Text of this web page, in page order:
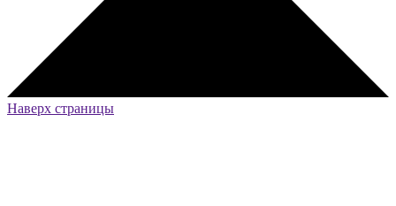
Наверх страницы